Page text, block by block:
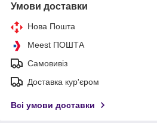
Умови доставки
Нова Пошта
Meest ПОШТА
Самовивіз
Доставка кур'єром
Всі умови доставки